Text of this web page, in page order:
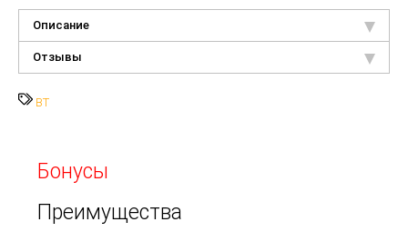
Описание
Отзывы
BT
Бонусы
Преимущества